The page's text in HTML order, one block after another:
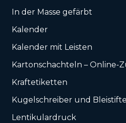
In der Masse gefärbt
Kalender
Kalender mit Leisten
Karton­schachteln – Online-
Kraftetiketten
Kugelschreiber und Bleistifte
Lentikulardruck